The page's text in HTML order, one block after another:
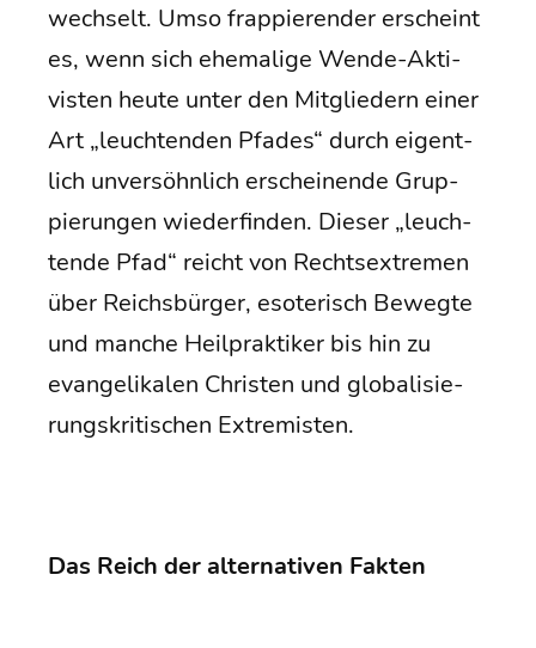
wech­selt. Umso frap­pie­ren­der erscheint
es, wenn sich ehe­ma­li­ge Wen­de-Akti­
vis­ten heu­te unter den Mit­glie­dern einer
Art „leuch­ten­den Pfa­des“ durch eigent­
lich unver­söhn­lich erschei­nen­de Grup­
pie­run­gen wie­der­fin­den. Die­ser „leuch­
ten­de Pfad“ reicht von Rechts­extre­men
über Reichs­bür­ger, eso­te­risch Beweg­te
und man­che Heil­prak­ti­ker bis hin zu
evan­ge­li­ka­len Chris­ten und glo­ba­li­sie­
rungs­kri­ti­schen Extremisten.
Das Reich der alter­na­ti­ven Fakten